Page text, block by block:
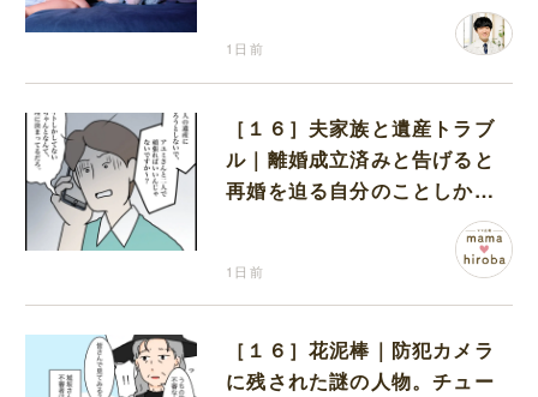
1日前
［１６］夫家族と遺産トラブ
ル｜離婚成立済みと告げると
再婚を迫る自分のことしか考
1日前
［１６］花泥棒｜防犯カメラ
に残された謎の人物。チュー